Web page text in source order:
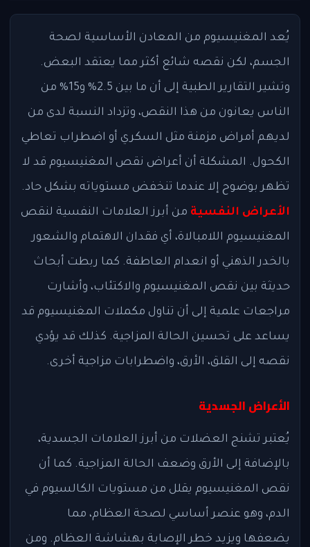
يُعد المغنيسيوم من المعادن الأساسية لصحة
الجسم، لكن نقصه شائع أكثر مما يعتقد البعض.
وتشير التقارير الطبية إلى أن ما بين 2.5% و15% من
الناس يعانون من هذا النقص، وتزداد النسبة لدى من
لديهم أمراض مزمنة مثل السكري أو اضطراب تعاطي
الكحول. المشكلة أن أعراض نقص المغنيسيوم قد لا
تظهر بوضوح إلا عندما تنخفض مستوياته بشكل حاد.
الأعراض النفسية من أبرز العلامات النفسية لنقص
المغنيسيوم اللامبالاة، أي فقدان الاهتمام والشعور
بالخدر الذهني أو انعدام العاطفة. كما ربطت أبحاث
حديثة بين نقص المغنيسيوم والاكتئاب، وأشارت
مراجعات علمية إلى أن تناول مكملات المغنيسيوم قد
يساعد على تحسين الحالة المزاجية. كذلك قد يؤدي
نقصه إلى القلق، الأرق، واضطرابات مزاجية أخرى.
الأعراض الجسدية
يُعتبر تشنج العضلات من أبرز العلامات الجسدية،
بالإضافة إلى الأرق وضعف الحالة المزاجية. كما أن
نقص المغنيسيوم يقلل من مستويات الكالسيوم في
الدم، وهو عنصر أساسي لصحة العظام، مما
يضعفها ويزيد خطر الإصابة بهشاشة العظام. ومن